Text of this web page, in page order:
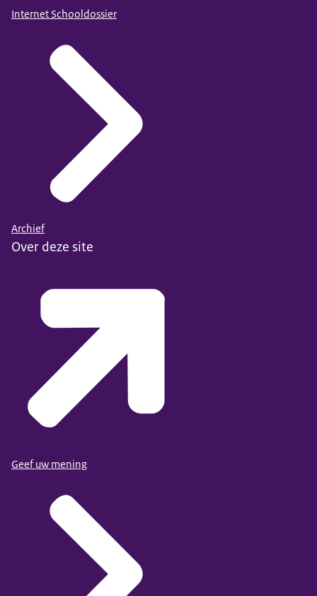
Internet Schooldossier
Archief
Over deze site
Geef uw mening